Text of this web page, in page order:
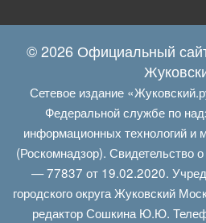
© 2026 Официальный сайт
Сетевое издание
Федеральной службе по
информационных технологий и
(Роскомнадзор).
— 77837 от 19.02.2020.
городского округа Жуковский
редактор Сошкина Ю.Ю.